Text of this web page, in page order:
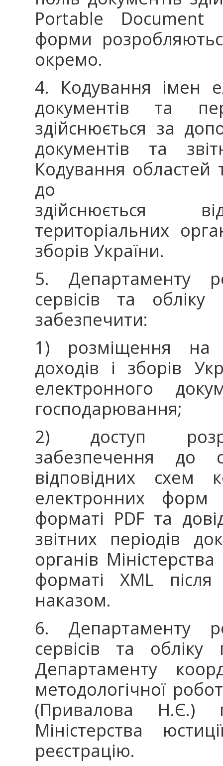
Portable Document
форми
окремо.
4. Кодування імен
документів та
здійснюється за
документів та
Кодування областей
до яких
здійснюється
територіальних
зборів України.
5. Департаменту
сервісів та
забезпечити:
1) розміщення на
доходів і зборів
електронного
господарювання;
2) доступ
забезпечення до
відповідних схем
електронних форм
форматі PDF та
звітних періодів
органів
форматі XML
наказом.
6. Департаменту
сервісів та
Департаменту
методологічної
(Привалова
Міністерства
реєстрацію.